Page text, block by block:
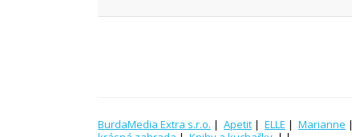
BurdaMedia Extra s.r.o. | Apetit | ELLE | Marianne |